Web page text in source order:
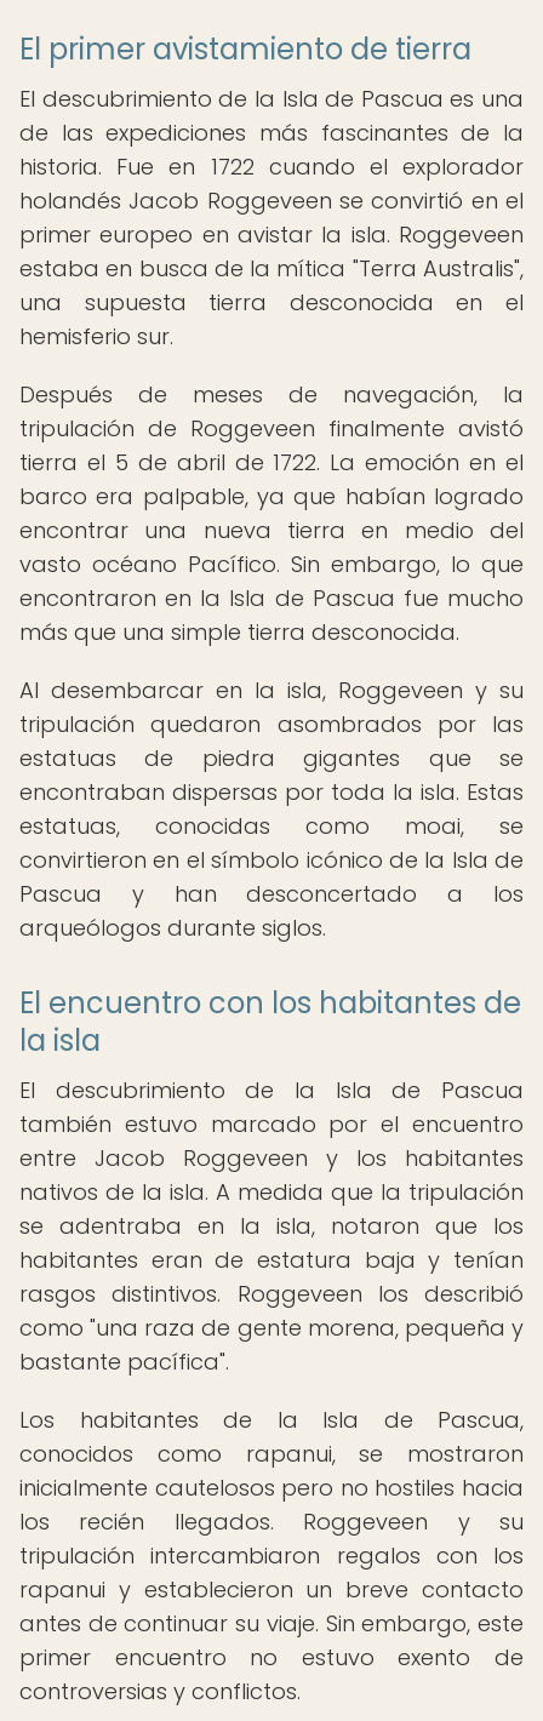
El primer avistamiento de tierra
El descubrimiento de la Isla de Pascua es una
de las expediciones más fascinantes de la
historia. Fue en 1722 cuando el explorador
holandés Jacob Roggeveen se convirtió en el
primer europeo en avistar la isla. Roggeveen
estaba en busca de la mítica "Terra Australis",
una supuesta tierra desconocida en el
hemisferio sur.
Después de meses de navegación, la
tripulación de Roggeveen finalmente avistó
tierra el 5 de abril de 1722. La emoción en el
barco era palpable, ya que habían logrado
encontrar una nueva tierra en medio del
vasto océano Pacífico. Sin embargo, lo que
encontraron en la Isla de Pascua fue mucho
más que una simple tierra desconocida.
Al desembarcar en la isla, Roggeveen y su
tripulación quedaron asombrados por las
estatuas de piedra gigantes que se
encontraban dispersas por toda la isla. Estas
estatuas, conocidas como moai, se
convirtieron en el símbolo icónico de la Isla de
Pascua y han desconcertado a los
arqueólogos durante siglos.
El encuentro con los habitantes de
la isla
El descubrimiento de la Isla de Pascua
también estuvo marcado por el encuentro
entre Jacob Roggeveen y los habitantes
nativos de la isla. A medida que la tripulación
se adentraba en la isla, notaron que los
habitantes eran de estatura baja y tenían
rasgos distintivos. Roggeveen los describió
como "una raza de gente morena, pequeña y
bastante pacífica".
Los habitantes de la Isla de Pascua,
conocidos como rapanui, se mostraron
inicialmente cautelosos pero no hostiles hacia
los recién llegados. Roggeveen y su
tripulación intercambiaron regalos con los
rapanui y establecieron un breve contacto
antes de continuar su viaje. Sin embargo, este
primer encuentro no estuvo exento de
controversias y conflictos.